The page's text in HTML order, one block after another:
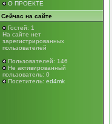
О ПРОЕКТЕ
Сейчас на сайте
Гостей: 1
На сайте нет
зарегистрированных
пользователей
Пользователей: 146
Не активированный
пользователь: 0
Посетитель: ed4mk